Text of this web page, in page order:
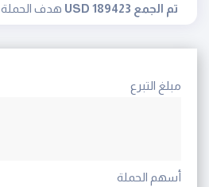
تم الجمع 189423 USD هدف الحملة 200000 USD
مبلغ التبرع
أسهم الحملة